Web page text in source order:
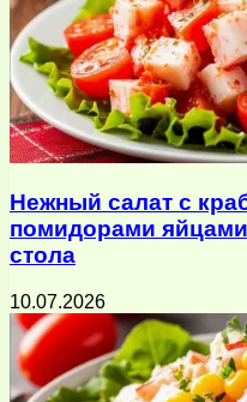
Нежный салат с
помидорами
стола
10.07.2026